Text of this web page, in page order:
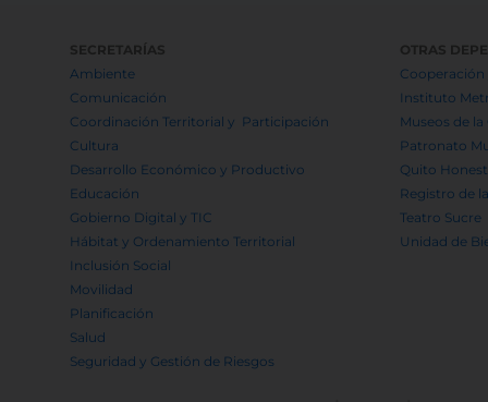
SECRETARÍAS
Ambiente
Comunicación
Coordinación Territorial y Participación
Cultura
Desarrollo Económico y Productivo
Educación
Gobierno Digital y TIC
Hábitat y Ordenamiento Territorial
Inclusión Social
Movilidad
Planificación
Salud
Seguridad y Gestión de Riesgos
OTRAS
Instituto
Museos de la
Patronato
Quito
Registro de
Teatro Sucre
Unidad de